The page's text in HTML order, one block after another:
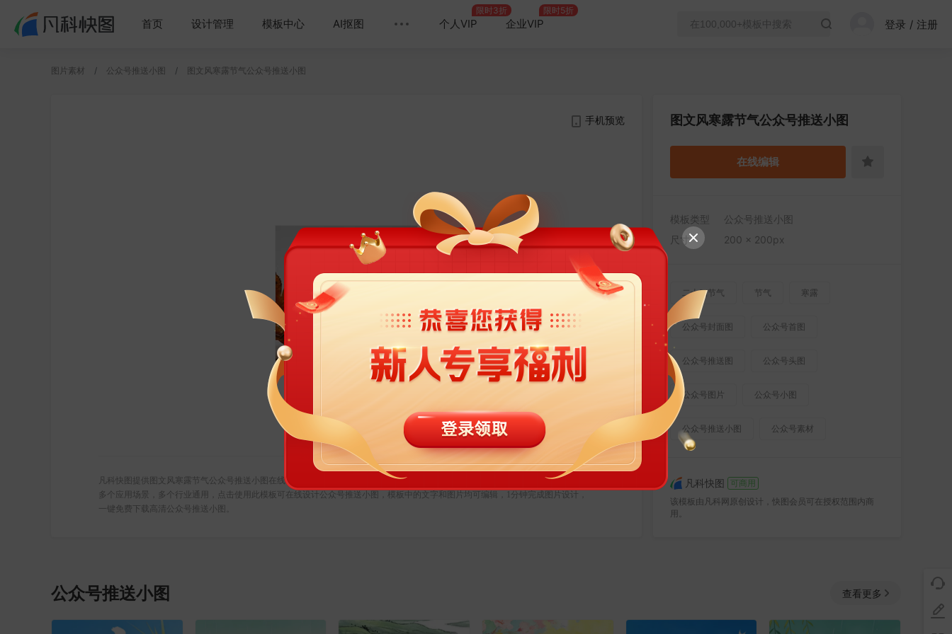
首页 设计管理 模板中心 AI抠图 个人VIP
限时3折
企业VIP
限时5折
登录 / 注册
图片素材 公众号推送小图 图文风寒露节气公众号推送小图
手机预览
凡科快图提供图文风寒露节气公众号推送小图在线设计，属于社交媒体下的公众号推送小图模板，适合活动推广、产品促销、宣传等
多个应用场景，多个行业通用，点击使用此模板可在线设计公众号推送小图，模板中的文字和图片均可编辑，1分钟完成图片设计，
一键免费下载高清公众号推送小图。
图文风寒露节气公众号推送小图
在线编辑
模板类型
公众号推送小图
尺寸
200 × 200px
二十四节气 节气 寒露
公众号封面图 公众号首图
公众号推送图 公众号头图
公众号图片 公众号小图
公众号推送小图 公众号素材
凡科快图
可商用
该模板由凡科网原创设计，快图会员可在授权范围内商
用。
公众号推送小图 查看更多